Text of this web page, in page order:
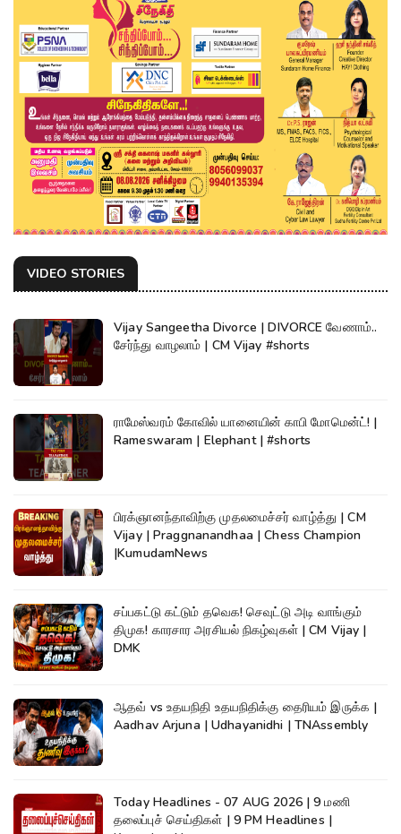
VIDEO STORIES
Vijay Sangeetha Divorce | DIVORCE வேணாம்..
சேர்ந்து வாழலாம் | CM Vijay #shorts
ராமேஸ்வரம் கோவில் யானையின் காபி மோமென்ட்! |
Rameswaram | Elephant | #shorts
பிரக்ஞானந்தாவிற்கு முதலமைச்சர் வாழ்த்து | CM
Vijay | Praggnanandhaa | Chess Champion
|KumudamNews
சப்பகட்டு கட்டும் தவெக! செவுட்டு அடி வாங்கும்
திமுக! காரசார அரசியல் நிகழ்வுகள் | CM Vijay |
DMK
ஆதவ் vs உதயநிதி உதயநிதிக்கு தைரியம் இருக்க |
Aadhav Arjuna | Udhayanidhi | TNAssembly
Today Headlines - 07 AUG 2026 | 9 மணி
தலைப்புச் செய்திகள் | 9 PM Headlines |